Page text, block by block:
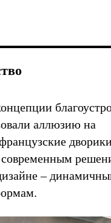
аллюзию на
современным
–